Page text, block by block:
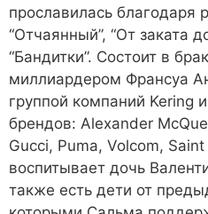
прославилась благодаря
“Отчаянный”, “От заката
“Бандитки”. Состоит в
миллиардером Франсуа
группой компаний Kering
брендов: Alexander
Gucci, Puma, Volcom,
воспитывает дочь
также есть дети от